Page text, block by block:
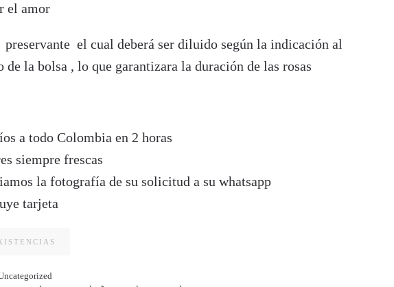
el amor
el cual deberá ser diluido según la indicación al
de la bolsa , lo que garantizara la duración de las rosas
a todo Colombia en 2 horas
siempre frescas
la fotografía de su solicitud a su whatsapp
tarjeta